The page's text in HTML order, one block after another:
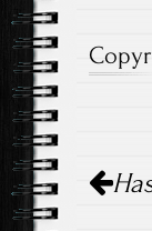
Post